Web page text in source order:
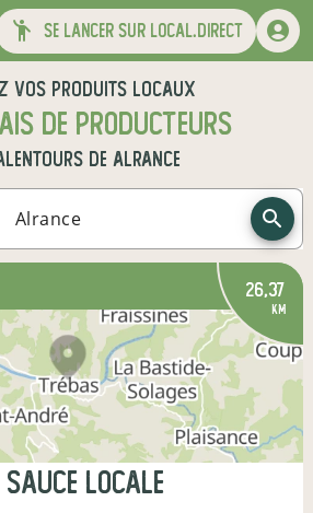
se lancer sur local.direct
vos produits locaux
de producteurs
de Alrance
26,37
km
Sauce Locale